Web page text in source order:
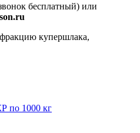
бесплатный) или
фракцию купершлака,
по 1000 кг